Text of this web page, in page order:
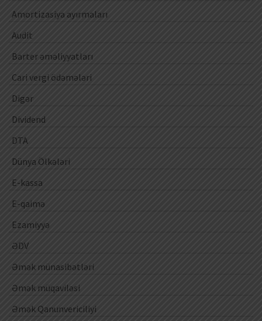
Amortizasiya ayırmaları
Audit
Barter əməliyyatları
Cari vergi ödəmələri
Digər
Dividend
DTA
Dünya Ölkələri
E-kassa
E-qaimə
Ezamiyyə
ƏDV
Əmək münasibətləri
Əmək müqaviləsi
Əmək Qanunvericiliyi